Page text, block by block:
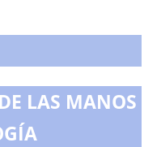
DE LAS MANOS